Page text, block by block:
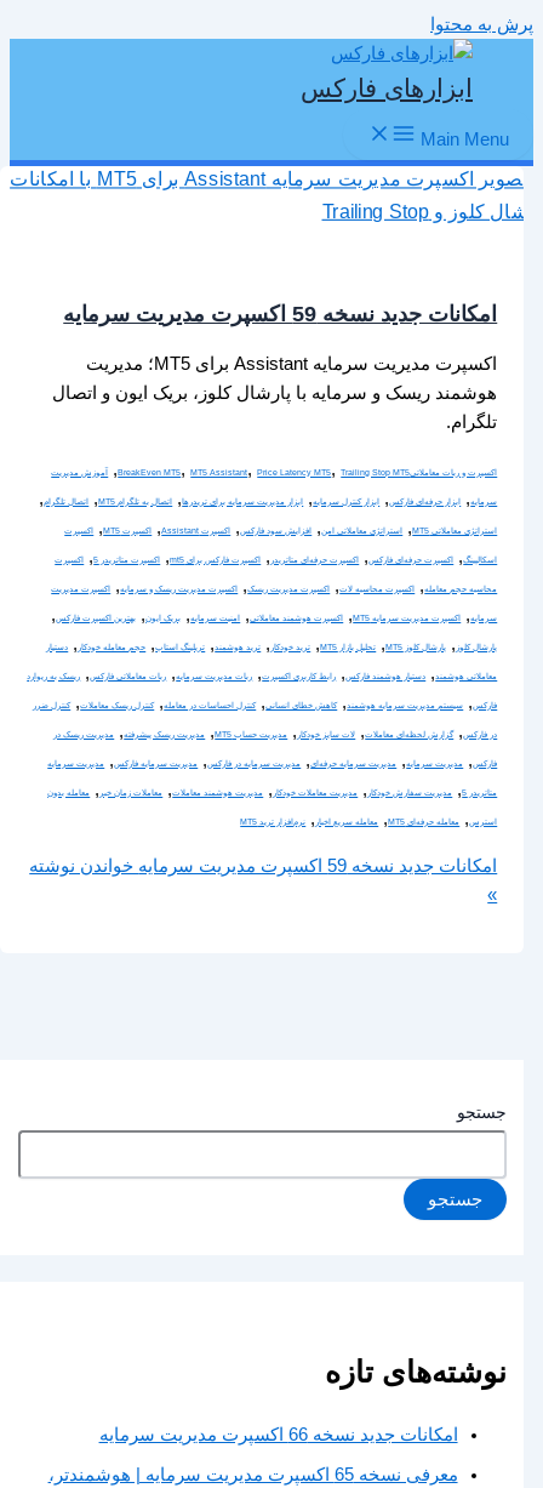
پرش به محتوا
ابزارهای فارکس
Main Menu
جستجو
جستجو
نوشته‌های تازه
امکانات جدید نسخه 66 اکسپرت مدیریت سرمایه
معرفی نسخه 65 اکسپرت مدیریت سرمایه | هوشمندتر،
امکانات جدید نسخه 59 اکسپرت مدیریت سرمایه
اکسپرت مدیریت سرمایه Assistant برای MT5؛ مدیریت
هوشمند ریسک و سرمایه با پارشال کلوز، بریک ایون و اتصال
تلگرام.
اکسپرت و ربات معاملاتی BreakEven MT5 ,MT5 Assistant ,Price Latency MT5 ,Trailing Stop MT5
,آموزش مدیریت
سرمایه,ابزار حرفه‌ای فارکس, ابزار کنترل سرمایه,ابزار مدیریت سرمایه برای تریدرها ,اتصال به تلگرام MT5 ,اتصال تلگرام ,
استراتژی معاملاتی MT5 ,استراتژی معاملاتی امن, افزایش سود فارکس, اکسپرت Assistant ,اکسپرت MT5 ,اکسپرت
اسکالپینگ,اکسپرت حرفه‌ای فارکس, اکسپرت حرفه‌ای متاتریدر, اکسپرت فارکس برای mt5 ,اکسپرت متاتریدر 5 ,اکسپرت
محاسبه حجم معامله,اکسپرت محاسبه لات,اکسپرت مدیریت ریسک,اکسپرت مدیریت ریسک و سرمایه,اکسپرت مدیریت
سرمایه,اکسپرت مدیریت سرمایه MT5 ,اکسپرت هوشمند معاملاتی,امنیت سرمایه,بریک ایون,بهترین اکسپرت فارکس,
پارشال کلوز, پارشال کلوز MT5 ,تحلیل بازار MT5 ,ترید خودکار, ترید هوشمند, تریلینگ استاپ,حجم معامله خودکار, دستیار
معاملاتی هوشمند, دستیار هوشمند فارکس, رابط کاربری اکسپرت ,ربات مدیریت سرمایه,ربات معاملاتی فارکس, ریسک به ریوارد
فارکس, سیستم مدیریت سرمایه هوشمند, کاهش خطای انسانی,کنترل احساسات در معامله,کنترل ریسک معاملات,کنترل ضرر
در فارکس, گزارش لحظه‌ای معاملات,لات سایز خودکار, مدیریت حساب MT5 ,مدیریت ریسک پیشرفته,مدیریت ریسک در
فارکس, مدیریت سرمایه,مدیریت سرمایه حرفه‌ای, مدیریت سرمایه در فارکس, مدیریت سرمایه فارکس, مدیریت سرمایه
متاتریدر 5 ,مدیریت سفارش خودکار, مدیریت معاملات خودکار, مدیریت هوشمند معاملات,معاملات زمان خبر, معامله بدون
استرس, معامله حرفه‌ای MT5 ,معامله سریع اخبار, نرم‌افزار ترید MT5
امکانات جدید نسخه 59 اکسپرت مدیریت سرمایه
خواندن نوشته
»